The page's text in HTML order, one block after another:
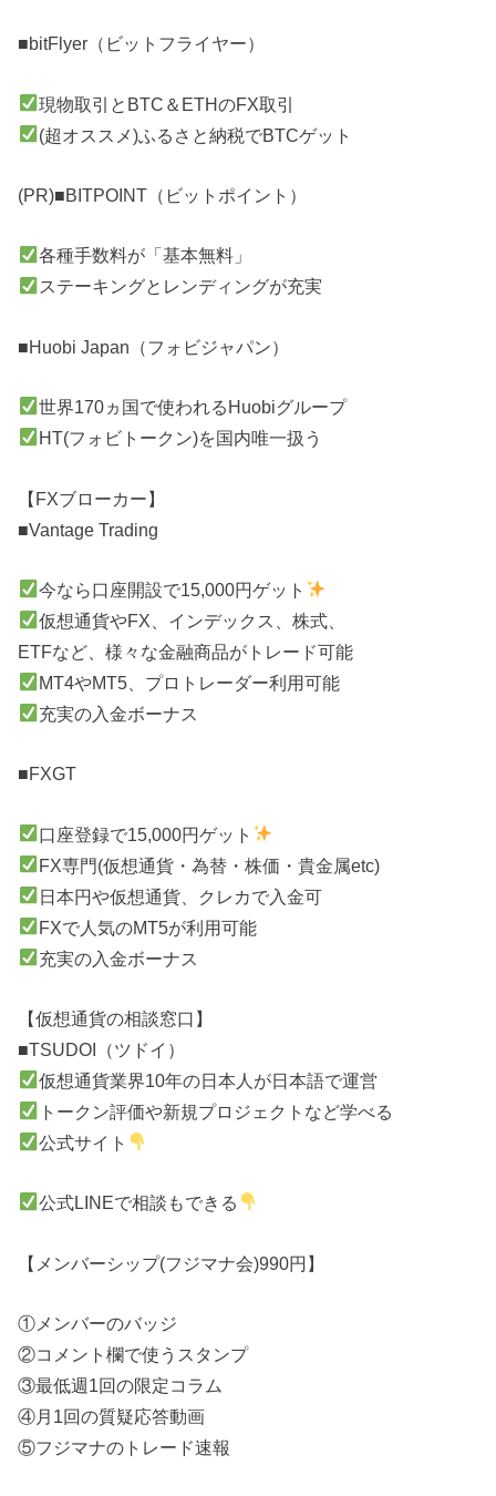
■bitFlyer（ビットフライヤー）
現物取引とBTC＆ETHのFX取引
(超オススメ)ふるさと納税でBTCゲット
(PR)■BITPOINT（ビットポイント）
各種手数料が「基本無料」
ステーキングとレンディングが充実
■Huobi Japan（フォビジャパン）
世界170ヵ国で使われるHuobiグループ
HT(フォビトークン)を国内唯一扱う
【FXブローカー】
■Vantage Trading
今なら口座開設で15,000円ゲット
仮想通貨やFX、インデックス、株式、
ETFなど、様々な金融商品がトレード可能
MT4やMT5、プロトレーダー利用可能
充実の入金ボーナス
■FXGT
口座登録で15,000円ゲット
FX専門(仮想通貨・為替・株価・貴金属etc)
日本円や仮想通貨、クレカで入金可
FXで人気のMT5が利用可能
充実の入金ボーナス
【仮想通貨の相談窓口】
■TSUDOI（ツドイ）
仮想通貨業界10年の日本人が日本語で運営
トークン評価や新規プロジェクトなど学べる
公式サイト
公式LINEで相談もできる
【メンバーシップ(フジマナ会)990円】
①メンバーのバッジ
②コメント欄で使うスタンプ
③最低週1回の限定コラム
④月1回の質疑応答動画
⑤フジマナのトレード速報